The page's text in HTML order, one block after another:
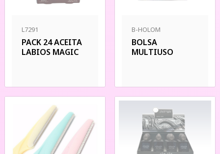
L7291
PACK 24 ACEITA
LABIOS MAGIC
B-HOLOM
BOLSA
MULTIUSO